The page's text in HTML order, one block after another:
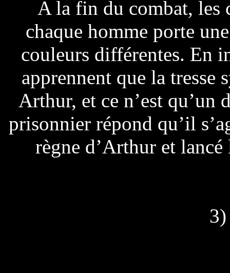
A la fin du combat, les
chaque homme porte
couleurs différentes. En
apprennent que la tresse
Arthur, et ce n’est qu’un
prisonnier répond qu’il
règne d’Arthur et